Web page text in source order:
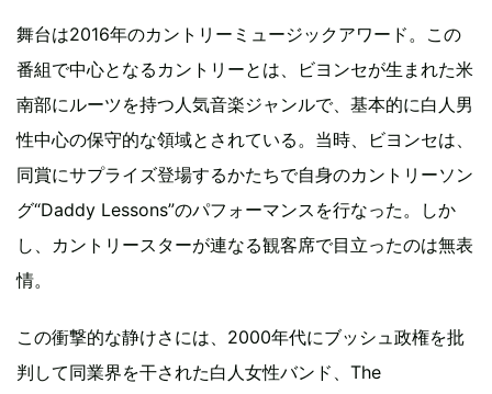
舞台は2016年のカントリーミュージックアワード。この
番組で中心となるカントリーとは、ビヨンセが生まれた米
南部にルーツを持つ人気音楽ジャンルで、基本的に白人男
性中心の保守的な領域とされている。当時、ビヨンセは、
同賞にサプライズ登場するかたちで自身のカントリーソン
グ“Daddy Lessons”のパフォーマンスを行なった。しか
し、カントリースターが連なる観客席で目立ったのは無表
情。
この衝撃的な静けさには、2000年代にブッシュ政権を批
判して同業界を干された白人女性バンド、The